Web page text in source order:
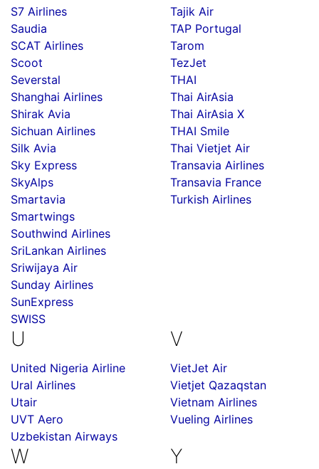
S7 Airlines
Saudia
SCAT Airlines
Scoot
Severstal
Shanghai Airlines
Shirak Avia
Sichuan Airlines
Silk Avia
Sky Express
SkyAlps
Smartavia
Smartwings
Southwind Airlines
SriLankan Airlines
Sriwijaya Air
Sunday Airlines
SunExpress
SWISS
Tajik Air
TAP Portugal
Tarom
TezJet
THAI
Thai AirAsia
Thai AirAsia X
THAI Smile
Thai Vietjet Air
Transavia Airlines
Transavia France
Turkish Airlines
U
United Nigeria Airline
Ural Airlines
Utair
UVT Aero
Uzbekistan Airways
V
VietJet Air
Vietjet Qazaqstan
Vietnam Airlines
Vueling Airlines
W Y